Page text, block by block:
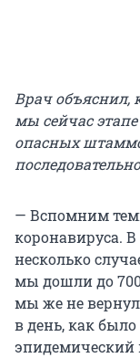
Врач объяснил,
мы сейчас
опасных
— Вспомним
коронавируса.
несколько
мы дошли до
мы же не
в день, как
эпидемический